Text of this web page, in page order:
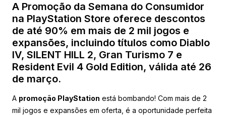
A Promoção da Semana do Consumidor
na PlayStation Store oferece descontos
de até 90% em mais de 2 mil jogos e
expansões, incluindo títulos como Diablo
IV, SILENT HILL 2, Gran Turismo 7 e
Resident Evil 4 Gold Edition, válida até 26
de março.
A promoção PlayStation está bombando! Com mais de 2
mil jogos e expansões em oferta, é a oportunidade perfeita